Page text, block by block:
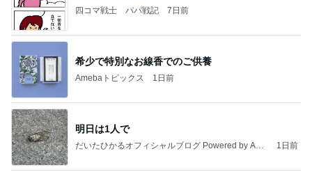
四コマ戦士 パパ戦記 7日前
希少で特別なお線香でのご供養
Amebaトピックス 1日前
明日は1人で
だいたひかるオフィシャルブログ Powered by Ame
1日前